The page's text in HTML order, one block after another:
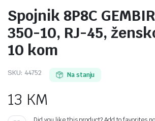
Spojnik 8P8C
350-10, RJ-45,
10 kom
SKU: 44752 Na stanju
13 KM